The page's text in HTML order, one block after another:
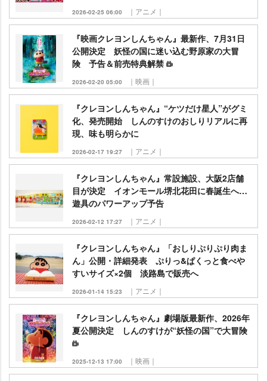
2026-02-25 06:00 ｜アニメ｜
『映画クレヨンしんちゃん』最新作、7月31日
公開決定 妖怪の国に迷い込む野原家の大冒
険 予告＆前売特典解禁
2026-02-20 05:00 ｜映画｜
『クレヨンしんちゃん』“ケツだけ星人”がグミ
化、発売開始 しんのすけのおしりリアルに再
現、味も明らかに
2026-02-17 19:27 ｜アニメ｜
『クレヨンしんちゃん』常設施設、大阪2店舗
目が決定 イオンモール堺北花田に春誕生へ…
遊具のパワーアップ予告
2026-02-12 17:27 ｜アニメ｜
『クレヨンしんちゃん』「おしりぷりぷり肉ま
ん」公開・詳細発表 ぷりっ&ぱくっと食べ
すいサイズ×2個 淡路島で販売へ
2026-01-14 15:23 ｜アニメ｜
『クレヨンしんちゃん』劇場版最新作、2026年
夏公開決定 しんのすけが“妖怪の国”で大冒険
2025-12-13 17:00 ｜映画｜